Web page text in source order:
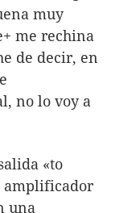
muy
me rechina
de decir, en
no lo voy a
«to
amplificador
una